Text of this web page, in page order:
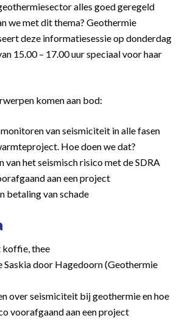
alles goed geregeld
we met dit thema? Geothermie
deze informatiesessie op donderdag
15.00 – 17.00 uur speciaal voor haar
komen aan bod:
van seismiciteit in alle fasen
Hoe doen we dat?
van het seismisch risico met de SDRA
aan een project
betaling van schade
thee
door Hagedoorn (Geothermie
over seismiciteit bij geothermie en hoe
voorafgaand aan een project